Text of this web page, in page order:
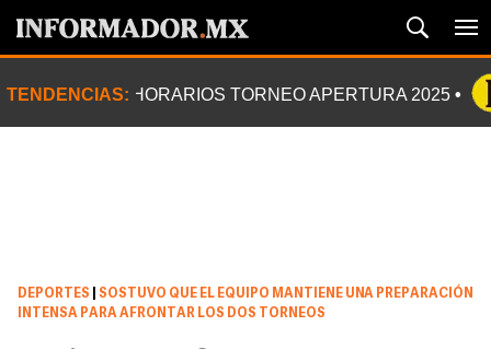
TENDENCIAS: HORARIOS TORNEO APERTURA 2025
DEPORTES
SOSTUVO QUE EL EQUIPO MANTIENE UNA PREPARACIÓN
INTENSA PARA AFRONTAR LOS DOS TORNEOS